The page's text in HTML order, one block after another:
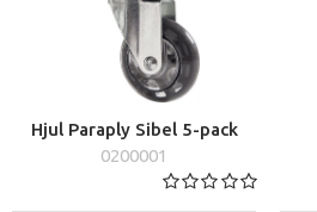
Hjul Paraply Sibel 5-pack
0200001